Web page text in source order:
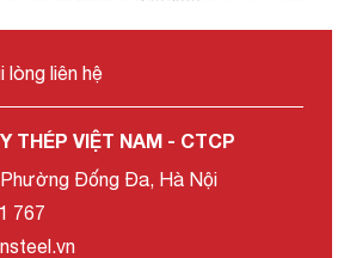
lòng liên hệ
THÉP VIỆT NAM - CTCP
Đống Đa, Hà Nội
767